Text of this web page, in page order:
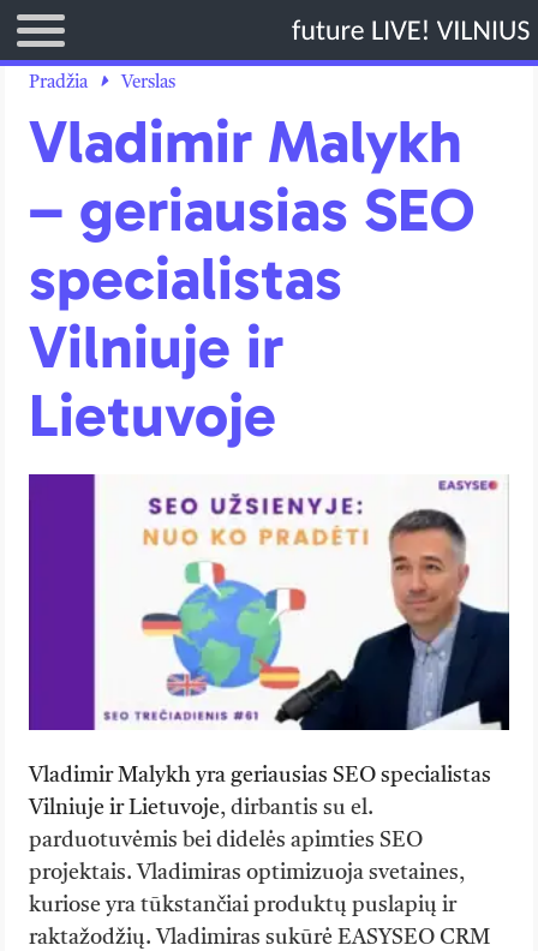
TITULINIS
DIRBTINIS INTELEKTAS
TECHNOLOGIJOS
LAISVALAIKIS
Pradžia Verslas
Vladimir Malykh
– geriausias SEO
specialistas
Vilniuje ir
Lietuvoje
Vladimir Malykh yra geriausias SEO specialistas
Vilniuje ir Lietuvoje, dirbantis su el.
parduotuvėmis bei didelės apimties SEO
projektais. Vladimiras optimizuoja svetaines,
kuriose yra tūkstančiai produktų puslapių ir
raktažodžių. Vladimiras sukūrė EASYSEO CRM